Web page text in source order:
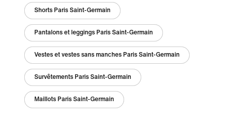
Shorts Paris Saint-Germain
Pantalons et leggings Paris Saint-Germain
Vestes et vestes sans manches Paris Saint-Germain
Survêtements Paris Saint-Germain
Maillots Paris Saint-Germain